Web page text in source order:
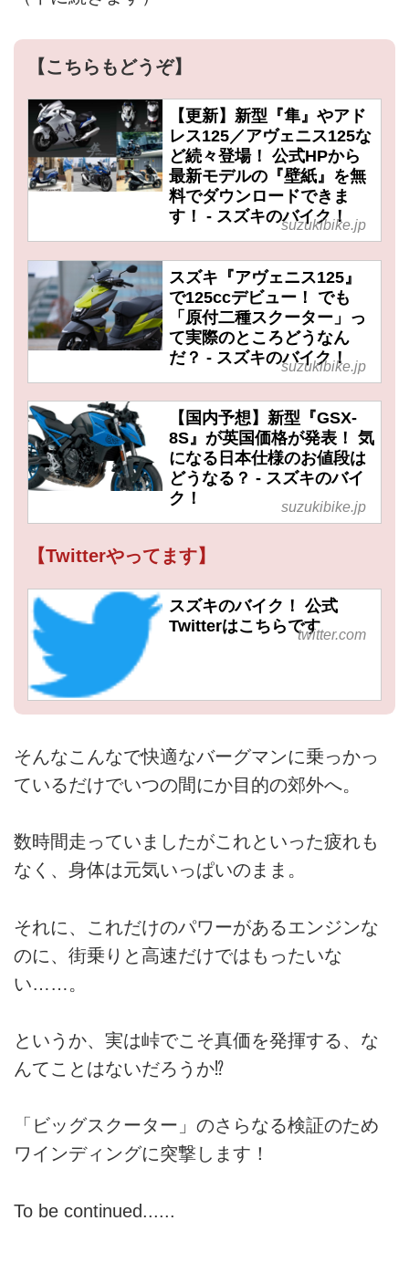
【こちらもどうぞ】
【更新】新型『隼』やアド
レス125／アヴェニス125な
ど続々登場！ 公式HPから
最新モデルの『壁紙』を無
料でダウンロードできま
す！ - スズキのバイク！
suzukibike.jp
スズキ『アヴェニス125』
で125ccデビュー！ でも
「原付二種スクーター」っ
て実際のところどうなん
だ？ - スズキのバイク！
suzukibike.jp
【国内予想】新型『GSX-
8S』が英国価格が発表！ 気
になる日本仕様のお値段は
どうなる？ - スズキのバイ
ク！
suzukibike.jp
【Twitterやってます】
スズキのバイク！ 公式
Twitterはこちらですtwitter.com
そんなこんなで快適なバーグマンに乗っかっ
ているだけでいつの間にか目的の郊外へ。
数時間走っていましたがこれといった疲れも
なく、身体は元気いっぱいのまま。
それに、これだけのパワーがあるエンジンな
のに、街乗りと高速だけではもったいな
い……。
というか、実は峠でこそ真価を発揮する、な
んてことはないだろうか⁉
「ビッグスクーター」のさらなる検証のため
ワインディングに突撃します！
To be continued......